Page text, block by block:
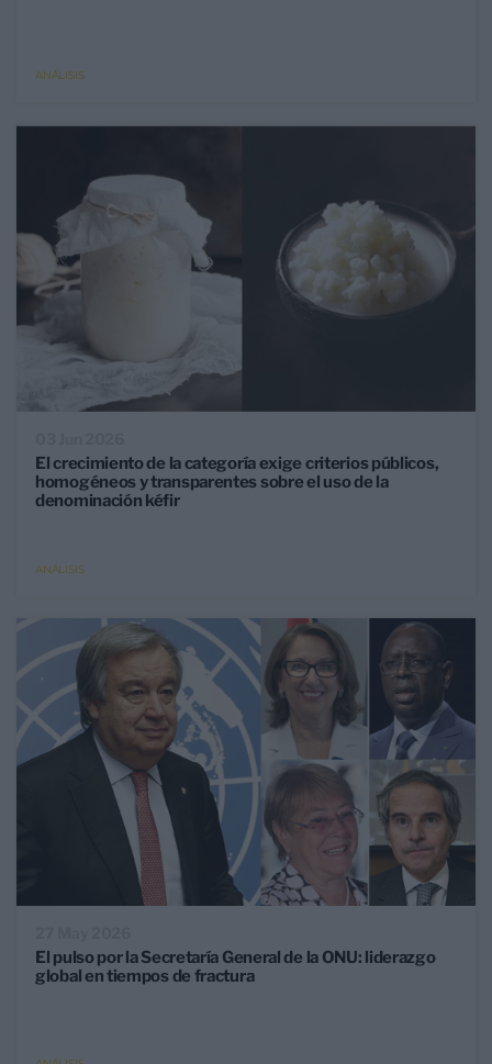
ANÁLISIS
El crecimiento de la categoría exige criterios públicos,
homogéneos y transparentes sobre el uso de la
denominación kéfir
ANÁLISIS
El pulso por la Secretaría General de la ONU: liderazgo
global en tiempos de fractura